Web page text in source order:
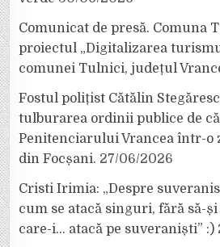
Comunicat de presă. Comuna
proiectul „Digitalizarea
comunei Tulnici, județul
Fostul polițist Cătălin
tulburarea ordinii publice de
Penitenciarului Vrancea într-o
din Focșani. 27/06/2026
Cristi Irimia: „Despre
cum se atacă singuri, fără să-și
care-i… atacă pe suveraniști” :)